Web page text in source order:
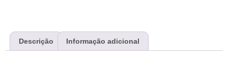
Descrição Informação adicional